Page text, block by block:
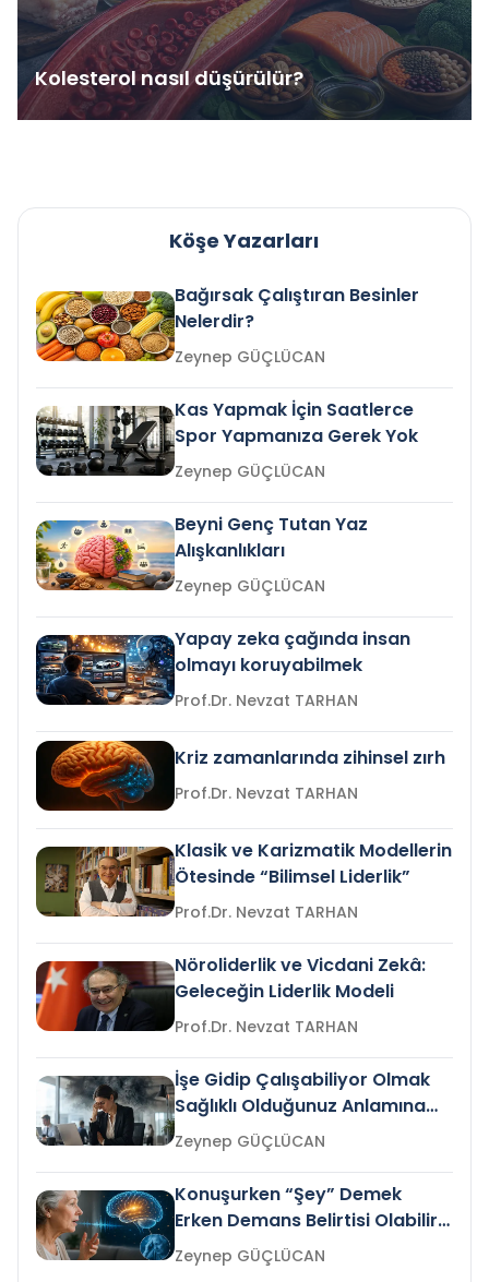
Kolesterol nasıl düşürülür?
Köşe Yazarları
Bağırsak Çalıştıran Besinler
Nelerdir?
Zeynep GÜÇLÜCAN
Kas Yapmak İçin Saatlerce
Spor Yapmanıza Gerek Yok
Zeynep GÜÇLÜCAN
Beyni Genç Tutan Yaz
Alışkanlıkları
Zeynep GÜÇLÜCAN
Yapay zeka çağında insan
olmayı koruyabilmek
Prof.Dr. Nevzat TARHAN
Kriz zamanlarında zihinsel zırh
Prof.Dr. Nevzat TARHAN
Klasik ve Karizmatik Modellerin
Ötesinde “Bilimsel Liderlik”
Prof.Dr. Nevzat TARHAN
Nöroliderlik ve Vicdani Zekâ:
Geleceğin Liderlik Modeli
Prof.Dr. Nevzat TARHAN
İşe Gidip Çalışabiliyor Olmak
Sağlıklı Olduğunuz Anlamına
Gelir mi?Zeynep GÜÇLÜCAN
Konuşurken “Şey” Demek
Erken Demans Belirtisi Olabilir
mi?
Zeynep GÜÇLÜCAN